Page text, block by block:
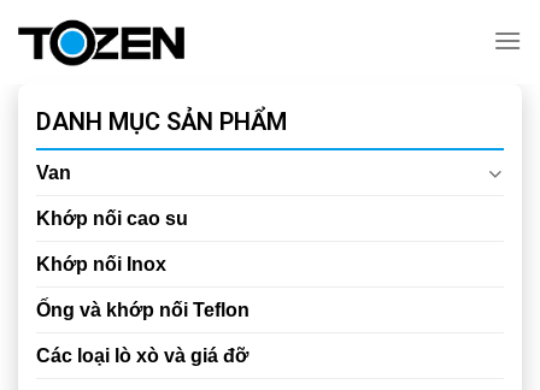
DANH MỤC SẢN PHẨM
Van
Khớp nối cao su
Khớp nối Inox
Ống và khớp nối Teflon
Các loại lò xò và giá đỡ